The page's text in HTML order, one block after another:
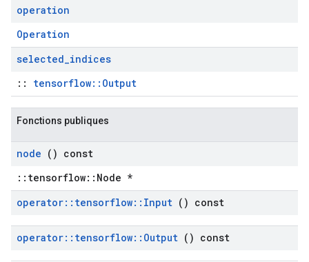
operation
Operation
selected_indices
:: tensorflow::Output
Fonctions publiques
node () const
::tensorflow::Node *
operator:: tensorflow:: Input () const
operator:: tensorflow:: Output () const